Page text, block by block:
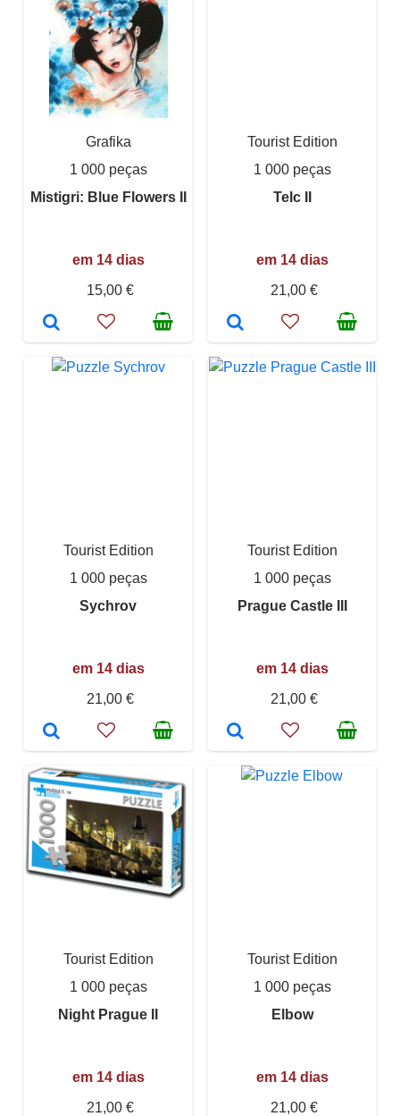
Grafika
1 000 peças
Mistigri: Blue Flowers II
em 14 dias
15,00 €
Tourist Edition
1 000 peças
Telc II
em 14 dias
21,00 €
Tourist Edition
1 000 peças
Sychrov
em 14 dias
21,00 €
Tourist Edition
1 000 peças
Prague Castle III
em 14 dias
21,00 €
Tourist Edition
1 000 peças
Night Prague II
em 14 dias
21,00 €
Tourist Edition
1 000 peças
Elbow
em 14 dias
21,00 €